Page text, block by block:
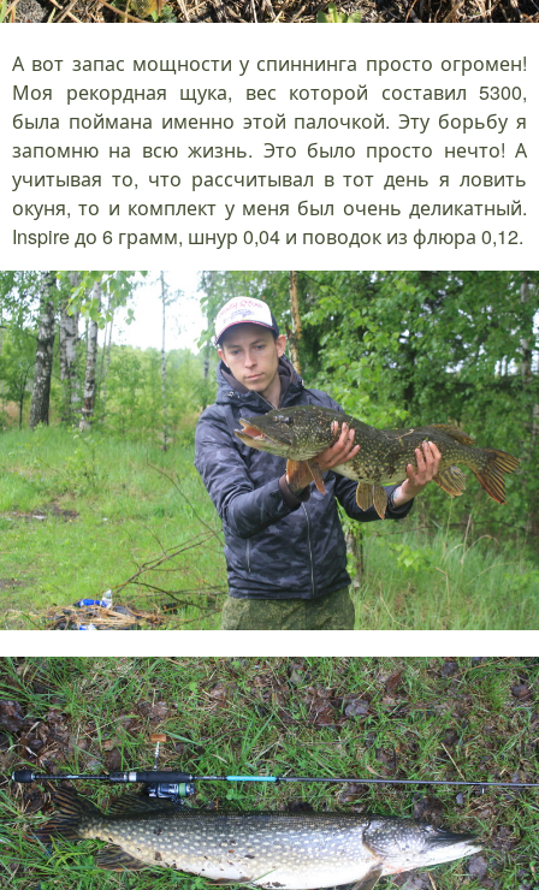
А вот запас мощности у спиннинга просто огромен!
Моя рекордная щука, вес которой составил 5300,
была поймана именно этой палочкой. Эту борьбу я
запомню на всю жизнь. Это было просто нечто! А
учитывая то, что рассчитывал в тот день я ловить
окуня, то и комплект у меня был очень деликатный.
Inspire до 6 грамм, шнур 0,04 и поводок из флюра 0,12.